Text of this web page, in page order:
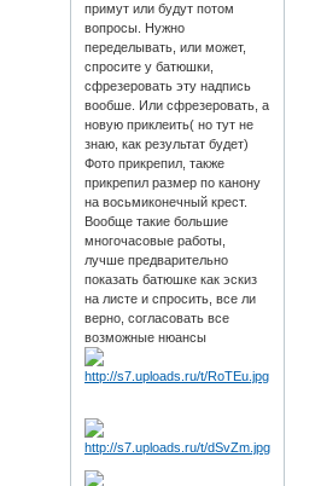
примут или будут потом
вопросы. Нужно
переделывать, или может,
спросите у батюшки,
сфрезеровать эту надпись
вообше. Или сфрезеровать, а
новую приклеить( но тут не
знаю, как результат будет)
Фото прикрепил, также
прикрепил размер по канону
на восьмиконечный крест.
Вообще такие большие
многочасовые работы,
лучше предварительно
показать батюшке как эскиз
на листе и спросить, все ли
верно, согласовать все
возможные нюансы